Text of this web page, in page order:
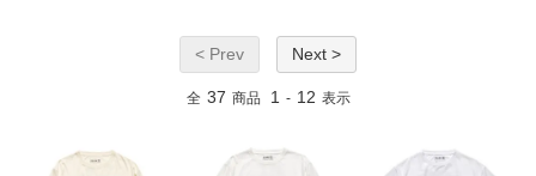
< Prev Next >
全 37 商品 1 - 12 表示